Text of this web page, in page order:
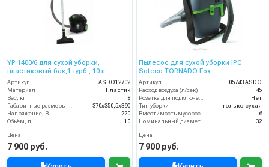
YP 1400/6 для сухой уборки,
пластиковый бак,1 турб., 10 л.
Артикул
ASDO12702
Материал
Пластик
Вес, кг
8
Габаритные размеры, мм
370х350,5х390
Напряжение, В
220
Объём, л
10
Цена
7 900 руб.
Пылесос для сухой уборки IPC
Soteco TORNADO Fox
Артикул
05743 ASDO
Расход воздуха (л/сек)
45
Розетка для подключения инструмента
Нет
Тип уборки
только сухая
Вместимость мусоросборника (л)
6
Номинальный диаметр принадлежностей (мм)
32
Цена
7 900 руб.